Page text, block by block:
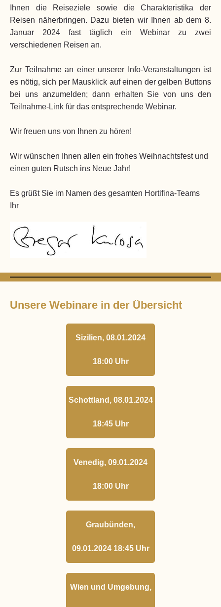
Ihnen die Reiseziele sowie die Charakteristika der
Reisen näherbringen. Dazu bieten wir Ihnen ab dem 8.
Januar 2024 fast täglich ein Webinar zu zwei
verschiedenen Reisen an.
Zur Teilnahme an einer unserer Info-Veranstaltungen ist
es nötig, sich per Mausklick auf einen der gelben Buttons
bei uns anzumelden; dann erhalten Sie von uns den
Teilnahme-Link für das entsprechende Webinar.
Wir freuen uns von Ihnen zu hören!
Wir wünschen Ihnen allen ein frohes Weihnachtsfest und
einen guten Rutsch ins Neue Jahr!
Es grüßt Sie im Namen des gesamten Hortifina-Teams
Ihr
Unsere Webinare in der Übersicht
Sizilien, 08.01.2024
18:00 Uhr
Schottland, 08.01.2024
18:45 Uhr
Venedig, 09.01.2024
18:00 Uhr
Graubünden,
09.01.2024 18:45 Uhr
Wien und Umgebung,